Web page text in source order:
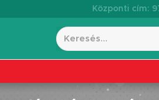
Központi cím: